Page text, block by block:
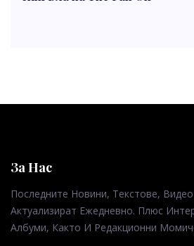
За Нас
Последните Новини, Текстове,
Актуализират Ежедневно. Плюс
Албуми, Както И Редакционни